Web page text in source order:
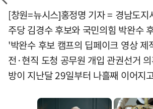
[창원=뉴시스]홍정명 기자 = 경남도지
주당 김경수 후보와 국민의힘 박완수
'박완수 후보 캠프의 딥페이크 영상 제
전·현직 도청 공무원 개입 관권선거
방이 지난달 29일부터 나흘째 이어지